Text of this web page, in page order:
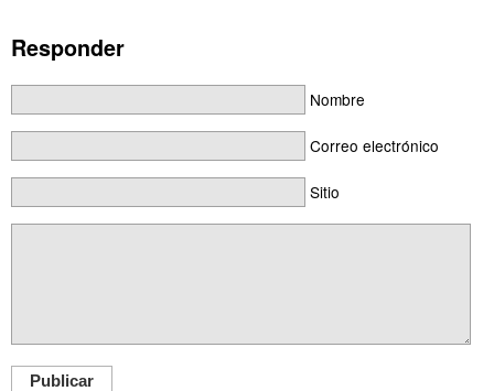
Responder
Nombre
Correo electrónico
Sitio
Publicar